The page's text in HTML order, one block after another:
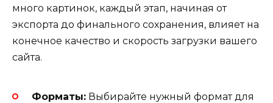
много картинок, каждый этап, начиная от
экспорта до финального сохранения, влияет на
конечное качество и скорость загрузки вашего
сайта.
Форматы: Выбирайте нужный формат для